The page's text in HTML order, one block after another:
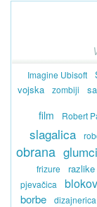
Imagine Ubisoft
vojska zombiji
film Robert
slagalica
obrana glumci
frizure
razlike
pjevačica
borbe dizajnerica